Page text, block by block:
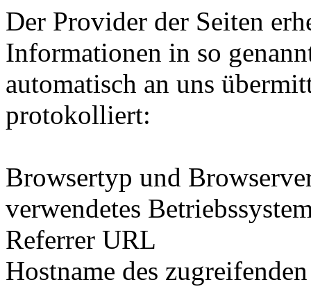
Der Provider der Seiten
Informationen in so
automatisch an uns
protokolliert:
Browsertyp und
verwendetes
Referrer URL
Hostname des